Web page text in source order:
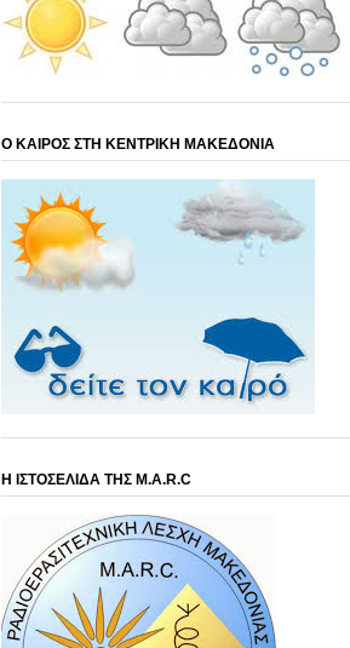
Ο ΚΑΙΡΟΣ ΣΤΗ ΚΕΝΤΡΙΚΗ ΜΑΚΕΔΟΝΙΑ
Η ΙΣΤΟΣΕΛΙΔΑ ΤΗΣ M.A.R.C